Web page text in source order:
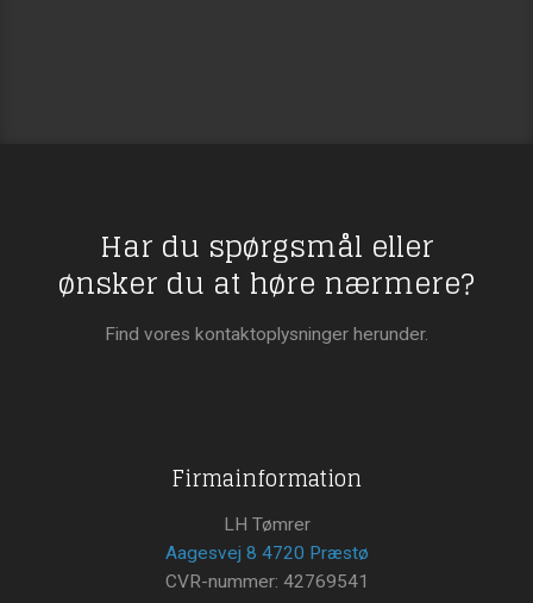
Har du spørgsmål eller
​ønsker du at høre nærmere?
Find vores kontaktoplysninger herunder.
Firmainformation
LH Tømrer
Aagesvej 8 4720 Præstø
CVR-nummer: 42769541